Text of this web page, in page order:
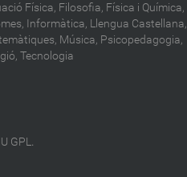
Física, Filosofia, Física i Química,
Informàtica, Llengua Castellana,
Música, Psicopedagogia,
Tecnologia
GPL.